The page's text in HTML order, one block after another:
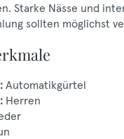
Starke Nässe und
sollten möglichst
Automatikgürtel
Herren